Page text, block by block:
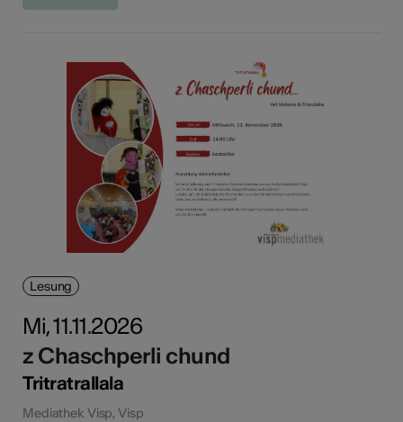
Lesung
Mi, 11.11.2026
z Chaschperli chund
Tritratrallala
Mediathek Visp, Visp